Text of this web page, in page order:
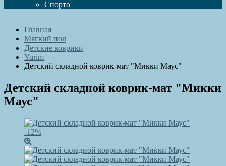
Спорто
Главная
Мягкий пол
Детские коврики
Yurim
Детский складной коврик-мат "Микки Маус"
Детский складной коврик-мат "Микки
Маус"
-12%